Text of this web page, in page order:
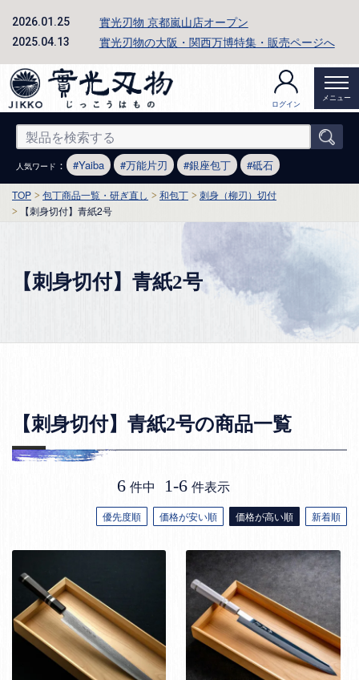
2026.01.25 實光刃物 京都嵐山店オープン
2025.04.13 實光刃物の大阪・関西万博特集・販売ページへ
ログイン
メニュー
人気ワード ： Yaiba 万能片刃 銀座包丁 砥石
TOP 包丁商品一覧・研ぎ直し 和包丁
刺身（柳刃）切付
【刺身切付】青紙2号
【刺身切付】青紙2号
【刺身切付】青紙2号の商品一覧
優先度順 価格が安い順 価格が高い順 新着順
6 件中 1-6 件表示